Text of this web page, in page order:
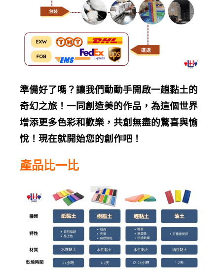
準備好了嗎？讓我們動動手開啟一趟黏土的
奇幻之旅！一同創造美的作品，為這個世界
增添更多色彩和歡樂，共創無盡的驚喜與愉
悅！現在就開始您的創作吧！
產品比一比